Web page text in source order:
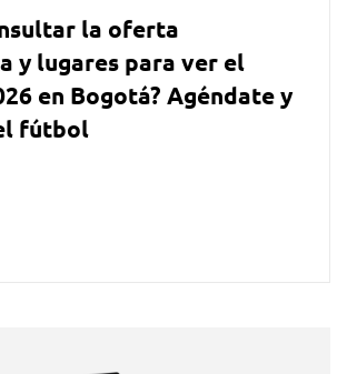
la oferta
y lugares para ver el
en Bogotá? Agéndate y
fútbol